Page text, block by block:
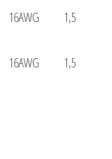
16AWG 1,5
16AWG 1,5